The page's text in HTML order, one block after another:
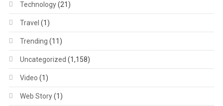
Technology(21)
Travel (1)
Trending (11)
Uncategorized (1,158)
Video (1)
Web Story(1)